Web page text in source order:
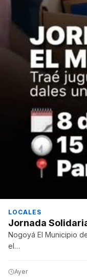
LOCALES
Jornada
Nogoyá El Municipio
el…
Ayer